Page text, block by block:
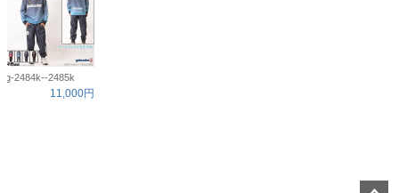
g-2484k--2485k
11,000円